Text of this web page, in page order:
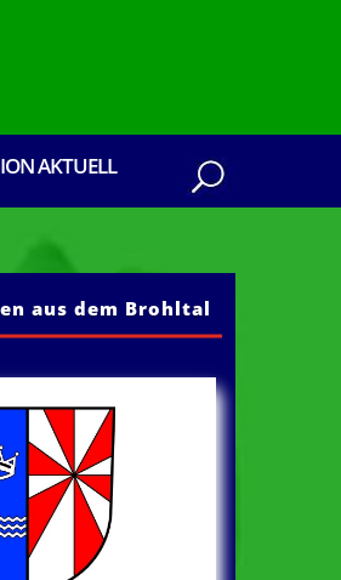
AKTUELL
Senden Sie ihre
aus dem Brohltal